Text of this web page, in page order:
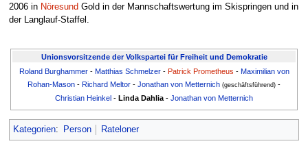
2006 in Nöresund Gold in der Mannschaftswertung im Skispringen und in
der Langlauf-Staffel.
Unionsvorsitzende der Volkspartei für Freiheit und Demokratie
Roland Burghammer- Matthias Schmelzer- Patrick Prometheus - Maximilian von
Rohan-Mason - Richard Meltor - Jonathan von Metternich (geschäftsführend) -
Christian Heinkel - Linda Dahlia - Jonathan von Metternich
Kategorien: Person Rateloner